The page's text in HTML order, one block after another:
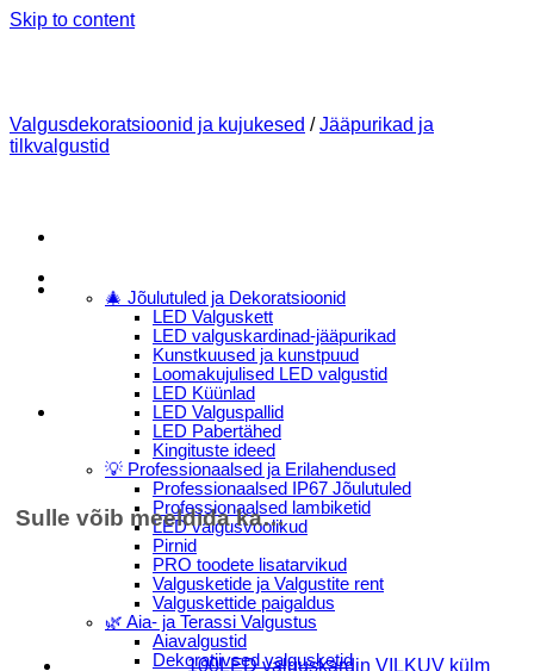
Skip to content
🎄 Jõulutuled ja Dekoratsioonid
LED Valguskett
LED valguskardinad-jääpurikad
Kunstkuused ja kunstpuud
Loomakujulised LED valgustid
LED Küünlad
LED Valguspallid
LED Pabertähed
Kingituste ideed
💡 Professionaalsed ja Erilahendused
Professionaalsed IP67 Jõulutuled
Professionaalsed lambiketid
LED valgusvoolikud
Pirnid
PRO toodete lisatarvikud
Valgusketide ja Valgustite rent
Valguskettide paigaldus
🌿 Aia- ja Terassi Valgustus
Aiavalgustid
Dekoratiivsed valgusketid
Valgusdekoratsioonid ja kujukesed / Jääpurikad ja
tilkvalgustid
Sulle võib meeldida ka…
100LED valguskardin VILKUV külm